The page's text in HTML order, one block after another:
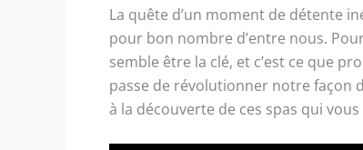
La quête d’un moment de détente
pour bon nombre d’entre nous.
semble être la clé, et c’est ce que
passe de révolutionner notre
à la découverte de ces spas qui